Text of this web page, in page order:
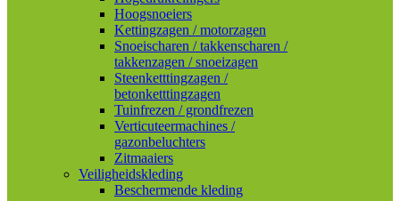
Hoogsnoeiers
Kettingzagen / motorzagen
Snoeischaren / takkenscharen /
takkenzagen / snoeizagen
Steenketttingzagen /
betonketttingzagen
Tuinfrezen / grondfrezen
Verticuteermachines /
gazonbeluchters
Zitmaaiers
Veiligheidskleding
Beschermende kleding